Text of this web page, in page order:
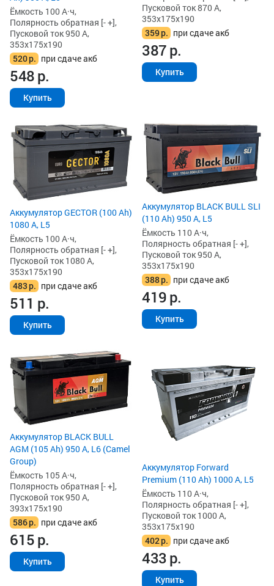
Ёмкость 100 А·ч,
Полярность обратная [- +],
Пусковой ток 950 А,
353x175x190
520р. при сдаче акб
548р.
Купить
Пусковой ток 870 А,
353x175x190
359р. при сдаче акб
387р.
Купить
Аккумулятор GECTOR (100 Ah)
1080 А, L5
Ёмкость 100 А·ч,
Полярность обратная [- +],
Пусковой ток 1080 А,
353x175x190
483р. при сдаче акб
511 р.
Купить
Аккумулятор BLACK BULL SLI
(110 Ah) 950 А, L5
Ёмкость 110 А·ч,
Полярность обратная [- +],
Пусковой ток 950 А,
353x175x190
388р. при сдаче акб
419р.
Купить
Аккумулятор BLACK BULL
AGM (105 Ah) 950 А, L6 (Camel
Group)
Ёмкость 105 А·ч,
Полярность обратная [- +],
Пусковой ток 950 А,
393x175x190
586р. при сдаче акб
615р.
Купить
Аккумулятор Forward
Premium (110 Ah) 1000 А, L5
Ёмкость 110 А·ч,
Полярность обратная [- +],
Пусковой ток 1000 А,
353x175x190
402р. при сдаче акб
433р.
Купить